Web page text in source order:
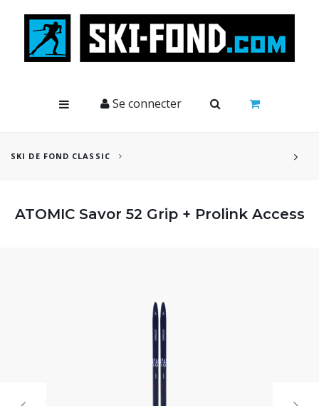
Se connecter
SKI DE FOND CLASSIC
ATOMIC Savor 52 Grip + Prolink Access